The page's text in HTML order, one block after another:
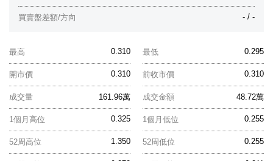
- / -
買賣盤差額/方向
0.310
最高 0.295
最低
0.310
開市價 0.310
前收市價
161.96萬
成交量 48.72萬
成交金額
0.325
1個月高位 0.255
1個月低位
1.350
52周高位 0.255
52周低位